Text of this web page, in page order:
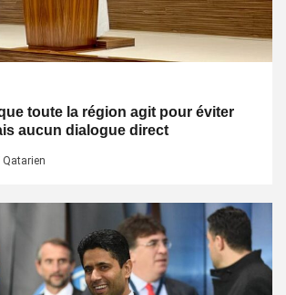
toute la région agit pour éviter
aucun dialogue direct
Qatarien